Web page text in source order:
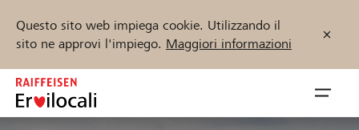
Questo sito web impiega cookie. Utilizzando il
sito ne approvi l'impiego. Maggiori informazioni
Zum
Inhalt
springen
öffnen